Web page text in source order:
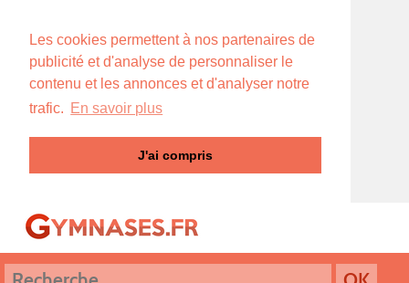
Les cookies permettent à nos partenaires de
publicité et d'analyse de personnaliser le
contenu et les annonces et d'analyser notre
trafic. En savoir plus
J'ai compris